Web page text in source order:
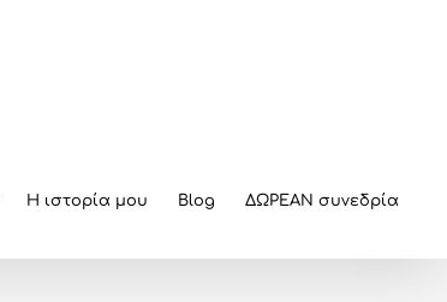
Η ιστορία μου Blog ΔΩΡΕΑΝ συνεδρία